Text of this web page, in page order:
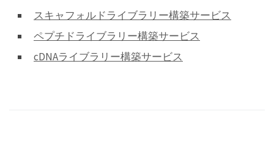
スキャフォルドライブラリー構築サービス
ペプチドライブラリー構築サービス
cDNAライブラリー構築サービス